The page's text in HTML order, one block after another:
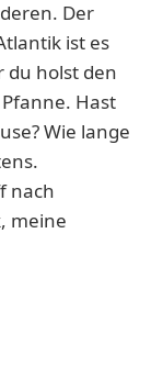
Der
ist es
du holst den
Hast
Wie lange
nach
meine